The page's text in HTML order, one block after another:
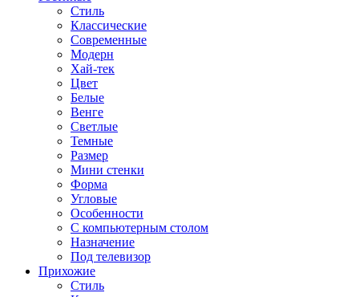
Стиль
Классические
Современные
Модерн
Хай-тек
Цвет
Белые
Венге
Светлые
Темные
Размер
Мини стенки
Форма
Угловые
Особенности
С компьютерным столом
Назначение
Под телевизор
Прихожие
Стиль